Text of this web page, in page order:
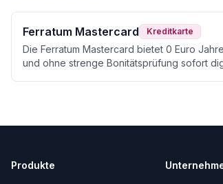
Ferratum Mastercard Kreditkarte
Die Ferratum Mastercard bietet 0 Euro
und ohne strenge Bonitätsprüfung sofort
Produkte